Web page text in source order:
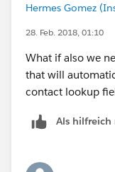
Hermes Gomez
28. Feb. 2018, 01:10
What if also we
that will
contact lookup
Als hilfreich